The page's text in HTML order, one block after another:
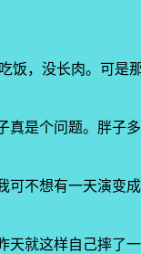
饭，没长肉。可是
是个问题。胖子
不想有一天演变
就这样自己摔了